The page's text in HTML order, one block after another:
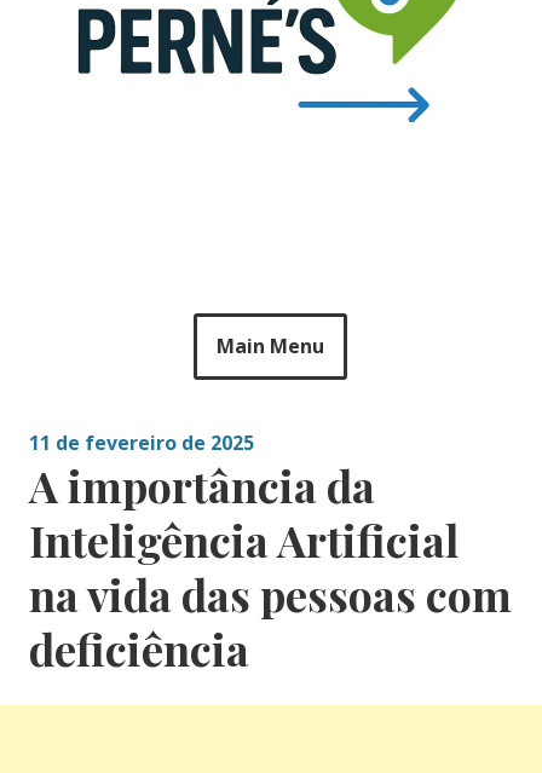
Main Menu
11 de fevereiro de 2025
A importância da
Inteligência Artificial
na vida das pessoas com
deficiência